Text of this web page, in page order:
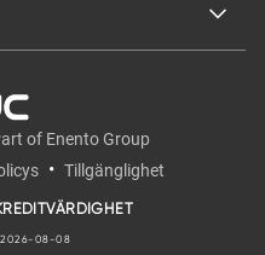
of Enento Group
Tillgänglighet